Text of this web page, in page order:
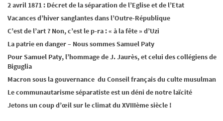
2 avril 1871 : Décret de la séparation de l’Eglise et de l’Etat
Vacances d’hiver sanglantes dans l’Outre-République
C’est de l’art ? Non, c’est le p-ra : « à la fête » d’Uzi
La patrie en danger – Nous sommes Samuel Paty
Pour Samuel Paty, l’hommage de J. Jaurès, et celui des collégiens de
Biguglia
Macron sous la gouvernance du Conseil français du culte musulman
Le communautarisme séparatiste est un déni de notre laïcité
Jetons un coup d’œil sur le climat du XVIIIème siècle !